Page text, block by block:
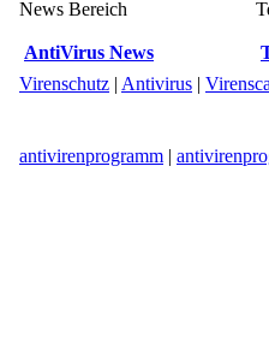
News Bereich
AntiVirus News
Virenschutz | Antivirus |
antivirenprogramm |